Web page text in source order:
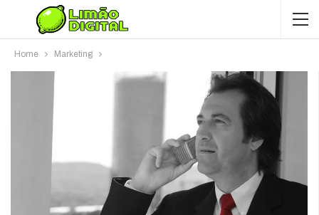
Home Marketing